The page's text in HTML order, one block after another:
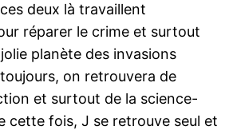
deux là travaillent
réparer le crime et surtout
planète des invasions
on retrouvera de
et surtout de la science-
cette fois, J se retrouve seul et